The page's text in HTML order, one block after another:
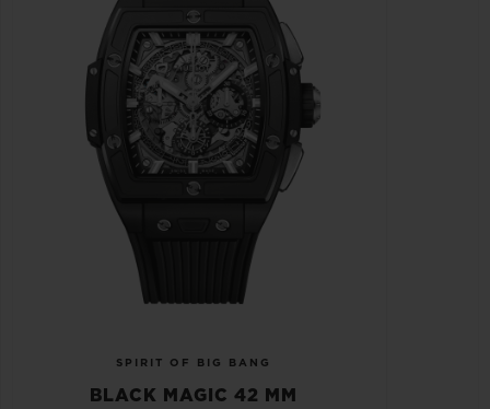
SPIRIT OF BIG BANG
BLACK MAGIC 42 MM